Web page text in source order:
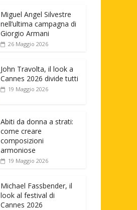
Miguel Angel Silvestre
nell’ultima campagna di
Giorgio Armani
26 Maggio 2026
John Travolta, il look a
Cannes 2026 divide tutti
19 Maggio 2026
Abiti da donna a strati:
come creare
composizioni
armoniose
19 Maggio 2026
Michael Fassbender, il
look al festival di
Cannes 2026